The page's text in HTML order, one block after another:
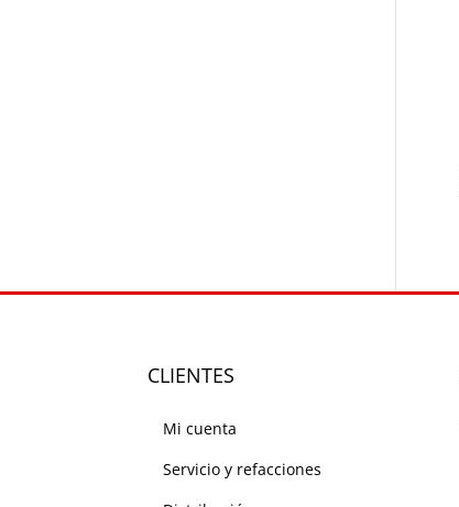
CLIENTES
Mi cuenta
Servicio y refacciones